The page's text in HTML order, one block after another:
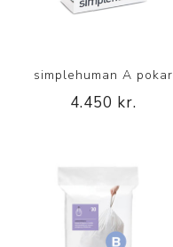
simplehuman A pokar
4.450 kr.